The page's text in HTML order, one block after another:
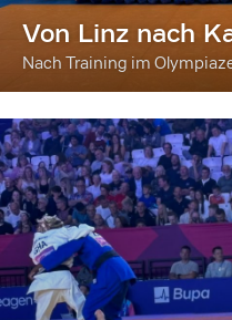
Von Linz nach
Nach Training im